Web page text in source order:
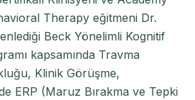
Therapy eğitmeni Dr.
Beck Yönelimli Kognitif
kapsamında Travma
Klinik Görüşme,
ERP (Maruz Bırakma ve Tepki